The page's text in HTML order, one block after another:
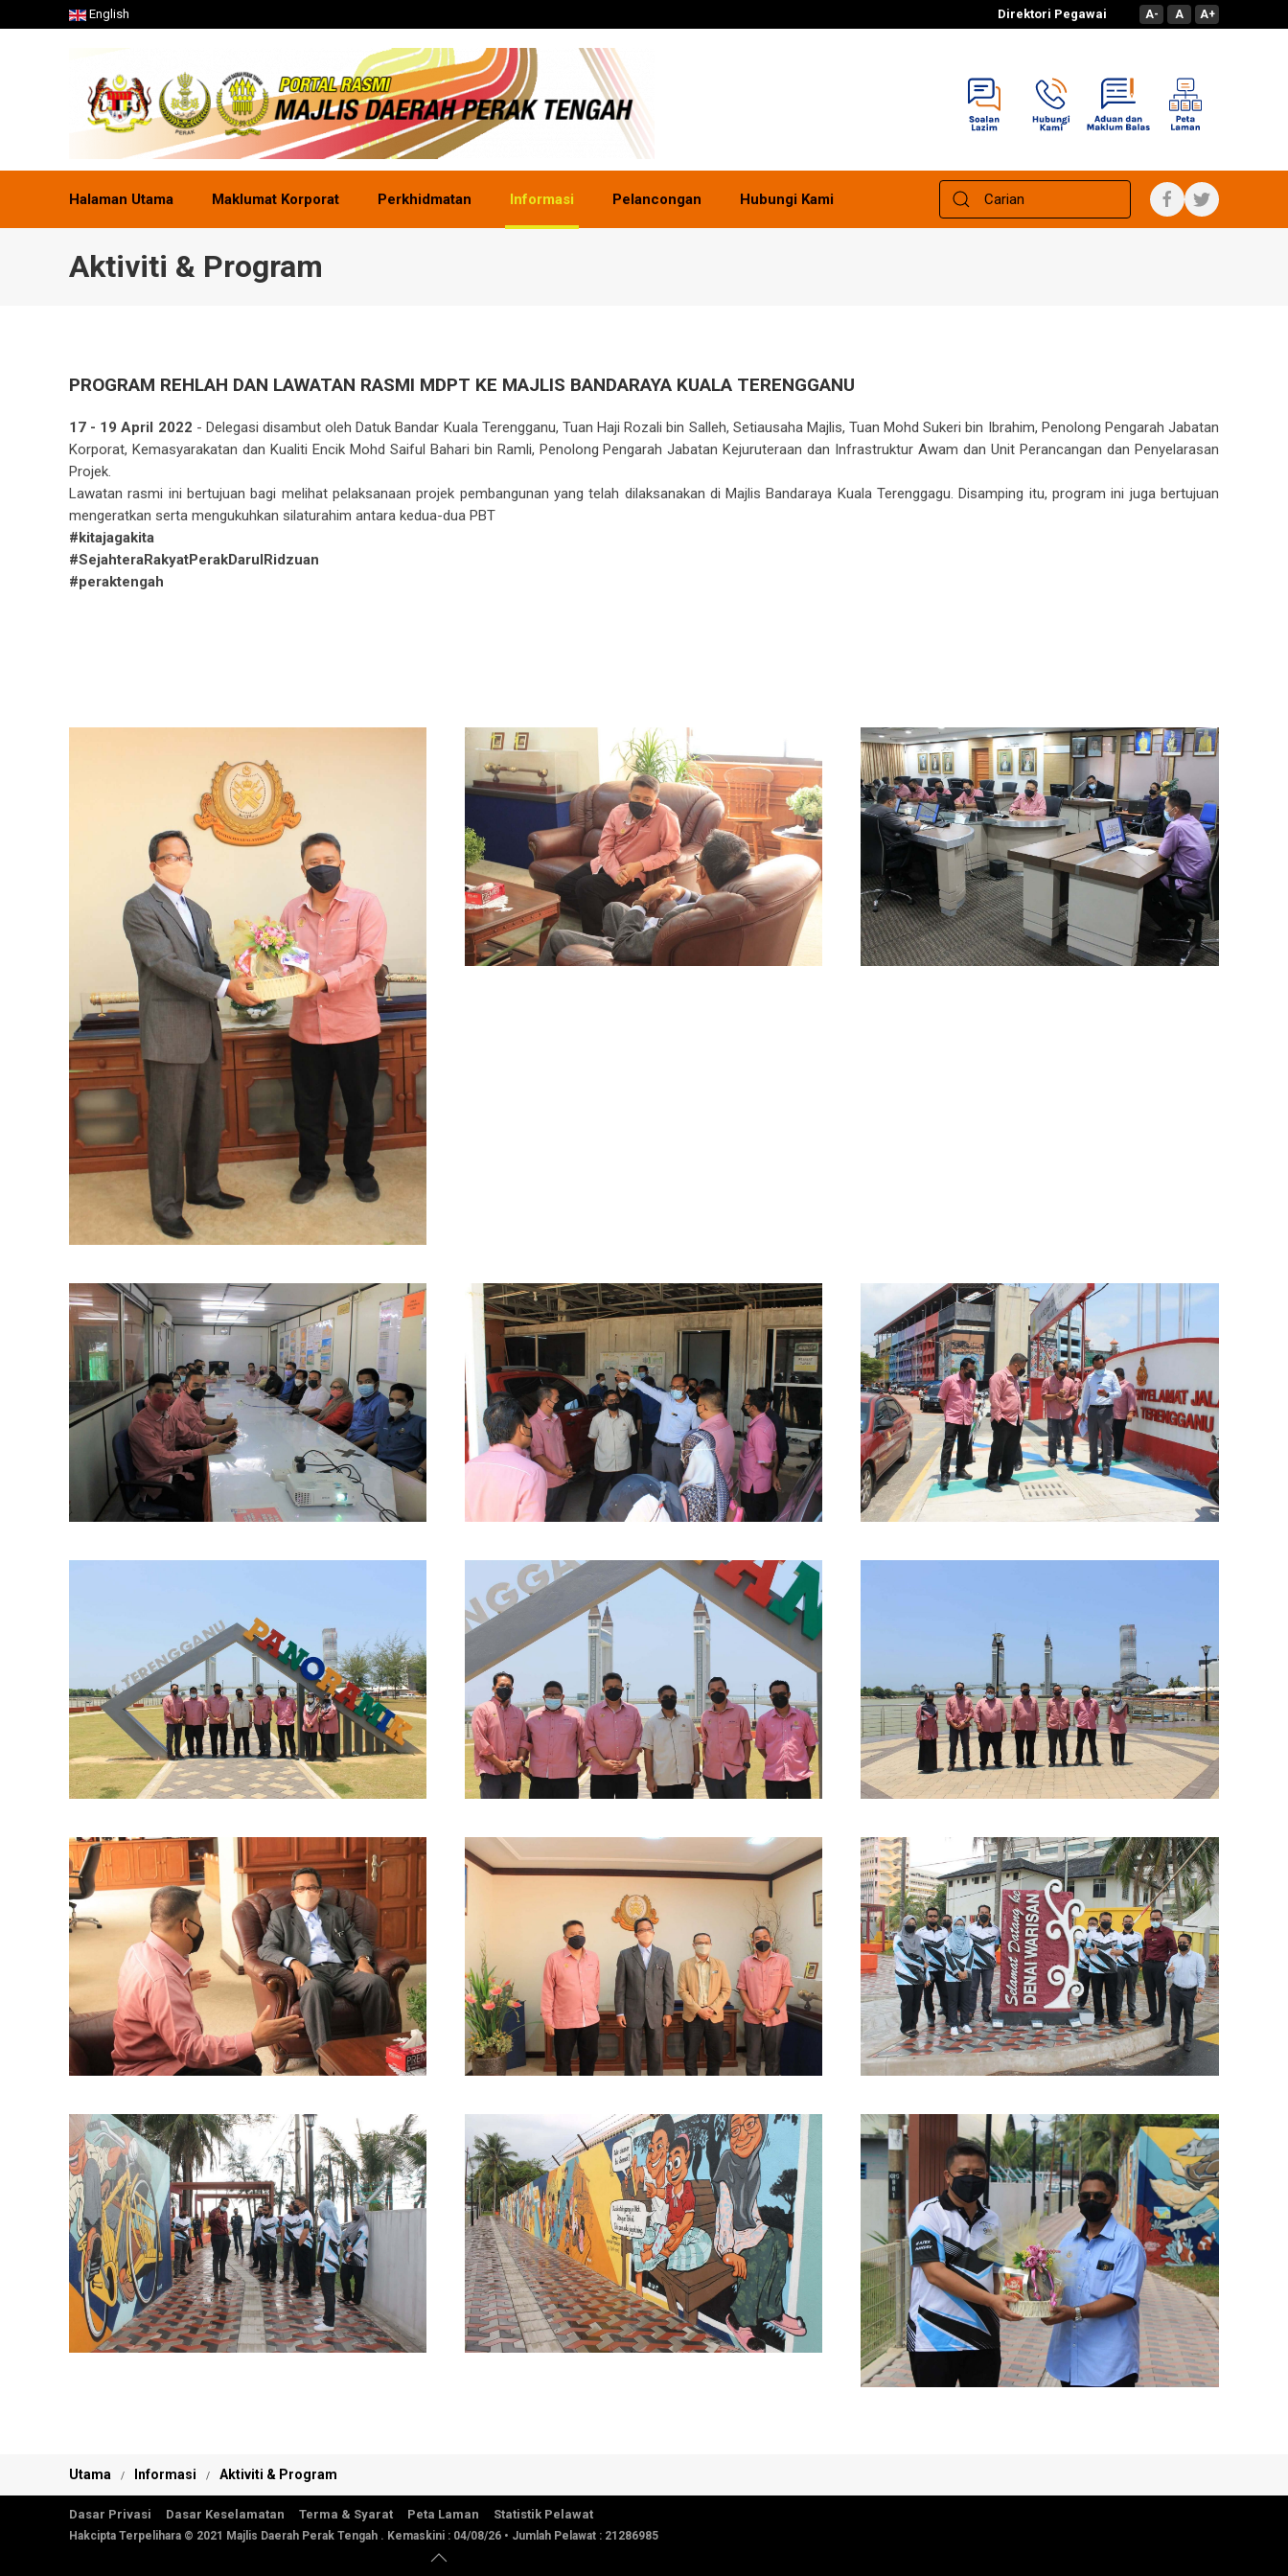
English Direktori Pegawai A- A A+
Halaman Utama Maklumat Korporat Perkhidmatan Informasi Pelancongan Hubungi Kami
Aktiviti & Program
PROGRAM REHLAH DAN LAWATAN RASMI MDPT KE MAJLIS BANDARAYA KUALA TERENGGANU
17 - 19 April 2022 - Delegasi disambut oleh Datuk Bandar Kuala Terengganu, Tuan Haji Rozali bin Salleh, Setiausaha Majlis, Tuan Mohd Sukeri bin Ibrahim, Penolong Pengarah Jabatan
Korporat, Kemasyarakatan dan Kualiti Encik Mohd Saiful Bahari bin Ramli, Penolong Pengarah Jabatan Kejuruteraan dan Infrastruktur Awam dan Unit Perancangan dan Penyelarasan
Projek.
Lawatan rasmi ini bertujuan bagi melihat pelaksanaan projek pembangunan yang telah dilaksanakan di Majlis Bandaraya Kuala Terenggagu. Disamping itu, program ini juga bertujuan
mengeratkan serta mengukuhkan silaturahim antara kedua-dua PBT
#kitajagakita
#SejahteraRakyatPerakDarulRidzuan
#peraktengah
Utama Informasi Aktiviti & Program
Dasar Privasi Dasar Keselamatan Terma & Syarat Peta Laman Statistik Pelawat
Hakcipta Terpelihara © 2021 Majlis Daerah Perak Tengah . Kemaskini : 04/08/26 • Jumlah Pelawat : 21286985